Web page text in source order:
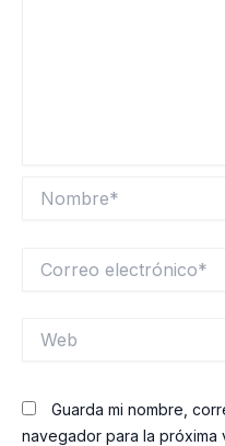
electrónico*
Guarda mi nombre,
navegador para la próxima